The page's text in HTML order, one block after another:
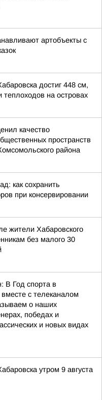
артобъекты с
достиг 448 см,
теплоходов на островах
качество
пространств
района
как сохранить
при консервировании
жители Хабаровского
без малого 30
В Год спорта в
с телеканалом
о наших
победах и
и новых видах
утром 9 августа